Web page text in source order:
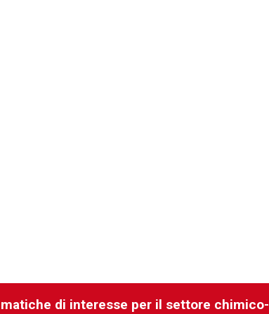
di interesse per il settore chimico-